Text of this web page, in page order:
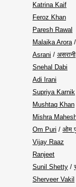
Katrina Kaif
Feroz Khan
Paresh Rawal
Malaika Arora
Asrani / असरानी
Snehal Dabi
Adi Irani
Supriya Karnik
Mushtaq Khan
Mishra
Om Puri / ओम
Vijay Raaz
Ranjeet
Sunil Shetty /
Sherveer Vakil